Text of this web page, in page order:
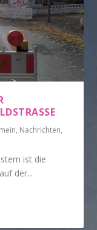
, Nachrichten,
ist die
der...